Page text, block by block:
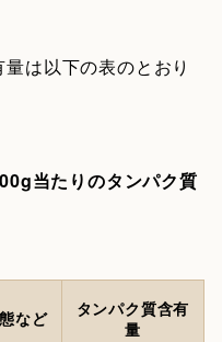
は以下の表のとおり
当たりのタンパク質
など
タンパク質含有
量